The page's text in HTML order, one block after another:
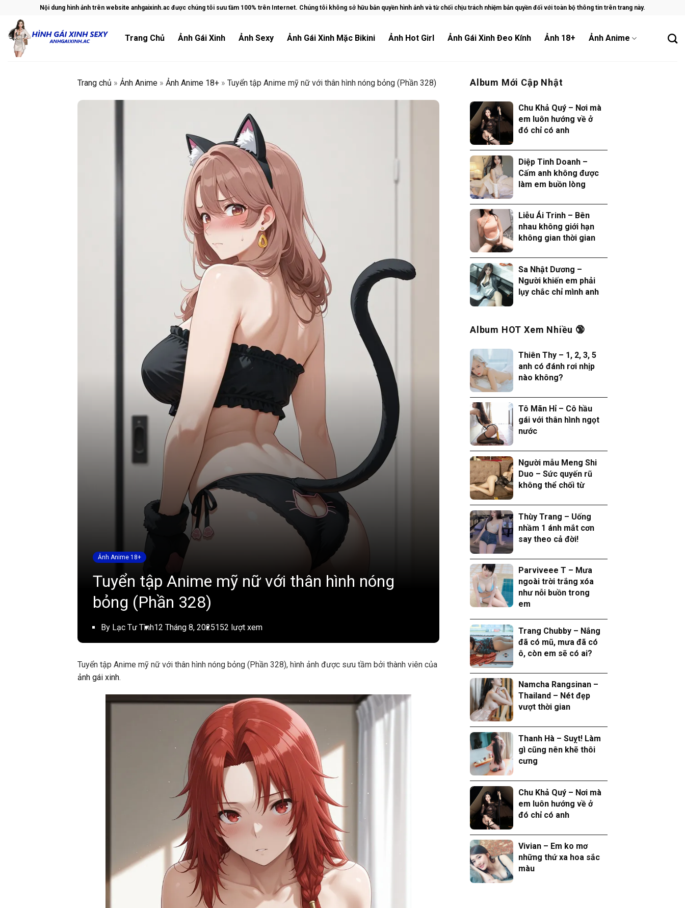
content
Nội dung hình ảnh trên website anhgaixinh.ac được chúng tôi sưu tầm 100% trên Internet. Chúng tôi không sở hữu bản quyền hình ảnh và từ chối chịu trách nhiệm bản quyền đối với toàn bộ thông tin trên trang này.
Trang Chủ Ảnh Gái Xinh Ảnh Sexy Ảnh Gái Xinh Mặc Bikini Ảnh Hot Girl Ảnh Gái Xinh Đeo Kính Ảnh 18+ Ảnh Anime
Trang chủ » Ảnh Anime » Ảnh Anime 18+ » Tuyển tập Anime mỹ nữ với thân hình nóng bỏng (Phần 328)
Ảnh Anime 18+
Tuyển tập Anime mỹ nữ với thân hình nóng
bỏng (Phần 328)
By Lạc Tư Tình12 Tháng 8, 2025152 lượt xem
Tuyển tập Anime mỹ nữ với thân hình nóng bỏng (Phần 328), hình ảnh được sưu tầm bởi thành viên của
ảnh gái xinh.
Album Mới Cập Nhật
Chu Khả Quý – Nơi mà
em luôn hướng về ở
đó chỉ có anh
Diệp Tinh Doanh –
Cấm anh không được
làm em buồn lòng
Liễu Ái Trinh – Bên
nhau không giới hạn
không gian thời gian
Sa Nhật Dương –
Người khiến em phải
lụy chắc chỉ mình anh
Album HOT Xem Nhiều 🔞
Thiên Thy – 1, 2, 3, 5
anh có đánh rơi nhịp
nào không?
Tô Mãn Hỉ – Cô hầu
gái với thân hình ngọt
nước
Người mẫu Meng Shi
Duo – Sức quyến rũ
không thể chối từ
Thùy Trang – Uống
nhầm 1 ánh mắt cơn
say theo cả đời!
Parviveee T – Mưa
ngoài trời trắng xóa
như nỗi buồn trong
em
Trang Chubby – Nắng
đã có mũ, mưa đã có
ô, còn em sẽ có ai?
Namcha Rangsinan –
Thailand – Nét đẹp
vượt thời gian
Thanh Hà – Suỵt! Làm
gì cũng nên khẽ thôi
cưng
Chu Khả Quý – Nơi mà
em luôn hướng về ở
đó chỉ có anh
Vivian – Em ko mơ
những thứ xa hoa sắc
màu